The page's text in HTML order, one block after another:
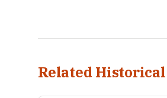
Related